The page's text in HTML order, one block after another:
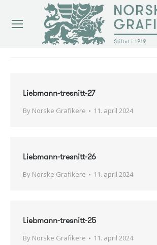
Liebmann-tresnitt-27
By Norske Grafikere 11. april 2024
Liebmann-tresnitt-26
By Norske Grafikere 11. april 2024
Liebmann-tresnitt-25
By Norske Grafikere 11. april 2024